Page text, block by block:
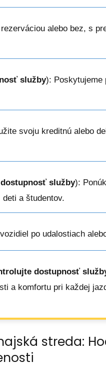
alebo bez, s
služby): Poskytujeme
svoju kreditnú alebo
služby):
a študentov.
po udalostiach
dostupnosť
a komfortu pri každej
streda: